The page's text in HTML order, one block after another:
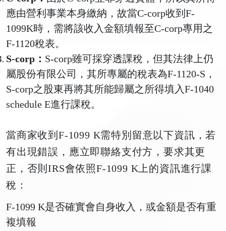
應由營利事業本身繳納，故當C-corp收到F-
1099K時，需將該收入金額填報至C-corp專用之
F-1120稅表。
S-corp： S-corp雖可採穿透課稅，但其法律上仍
屬股份有限公司，其所專屬的稅表為F-1120-S，
S-corp之股東再將其所能歸屬之所得填入F-1040
schedule E進行課稅。
當商家收到F-1099 K需特別留意以下資訊，若
有出現錯誤，應立即聯絡支付方，要求其更
正，否則IRS會依照F-1099 K上的資訊進行課
稅：
F-1099 K是否確實會自身收入，或金額是否有重
複填報